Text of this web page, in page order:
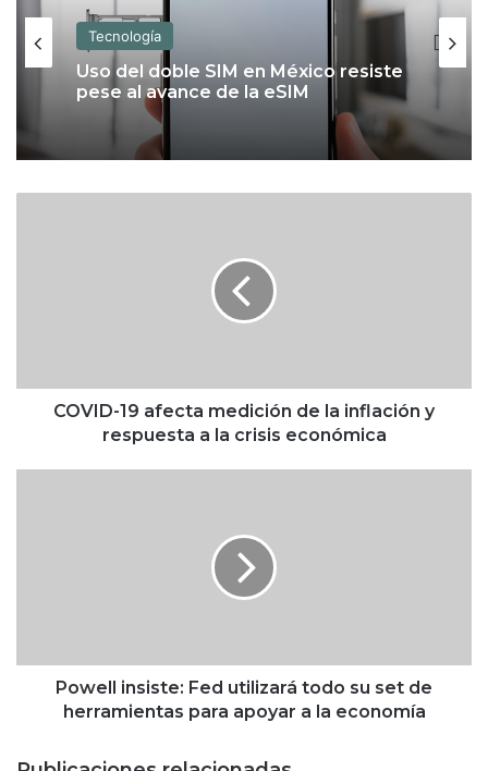
Tecnología
Uso del doble SIM en México resiste
pese al avance de la eSIM
a
ó
COVID-19 afecta medición de la inflación y
respuesta a la crisis económica
s
Powell insiste: Fed utilizará todo su set de
herramientas para apoyar a la economía